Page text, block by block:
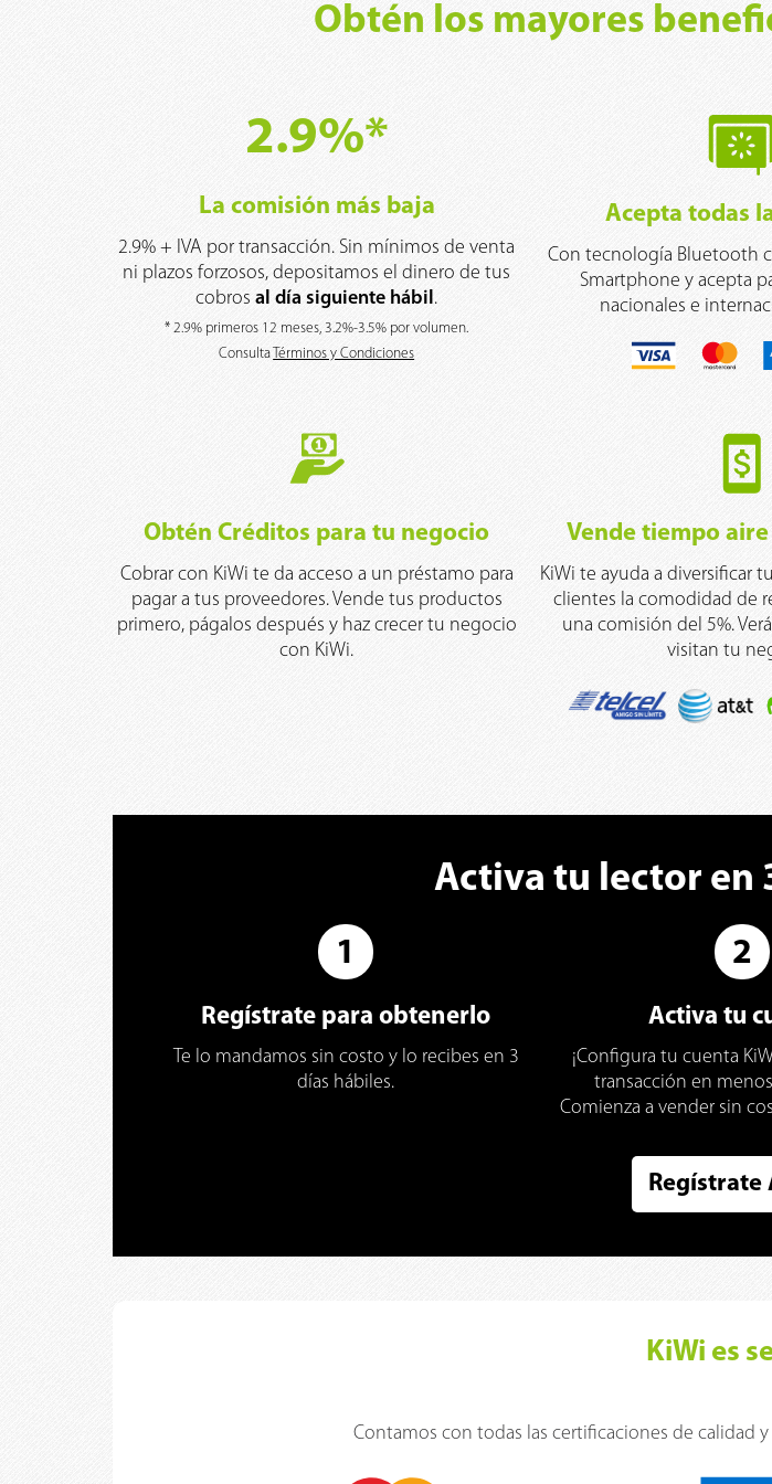
Obtén los mayores
2.9%*
La comisión más baja
2.9% + IVA por transacción. Sin mínimos de venta
ni plazos forzosos, depositamos el dinero de tus
cobrosal día siguiente hábil.
* 2.9% primeros 12 meses, 3.2%-3.5% por volumen.
Consulta Términos y Condiciones
Acepta todas
Con tecnología Bluetooth
Smartphone y acepta
nacionales e
Obtén Créditos para tu negocio
Cobrar con KiWi te da acceso a un préstamo para
pagar a tus proveedores. Vende tus productos
primero, págalos después y haz crecer tu negocio
con KiWi.
Vende tiempo
KiWi te ayuda a diversificar
clientes la comodidad de
una comisión del 5%.
visitan tu
Activa tu lector en
1
Regístrate para obtenerlo
Te lo mandamos sin costo y lo recibes en 3
días hábiles.
2
Activa tu
¡Configura tu cuenta
transacción en
Comienza a vender sin
Regístrate
KiWi es
Contamos con todas las certificaciones de calidad